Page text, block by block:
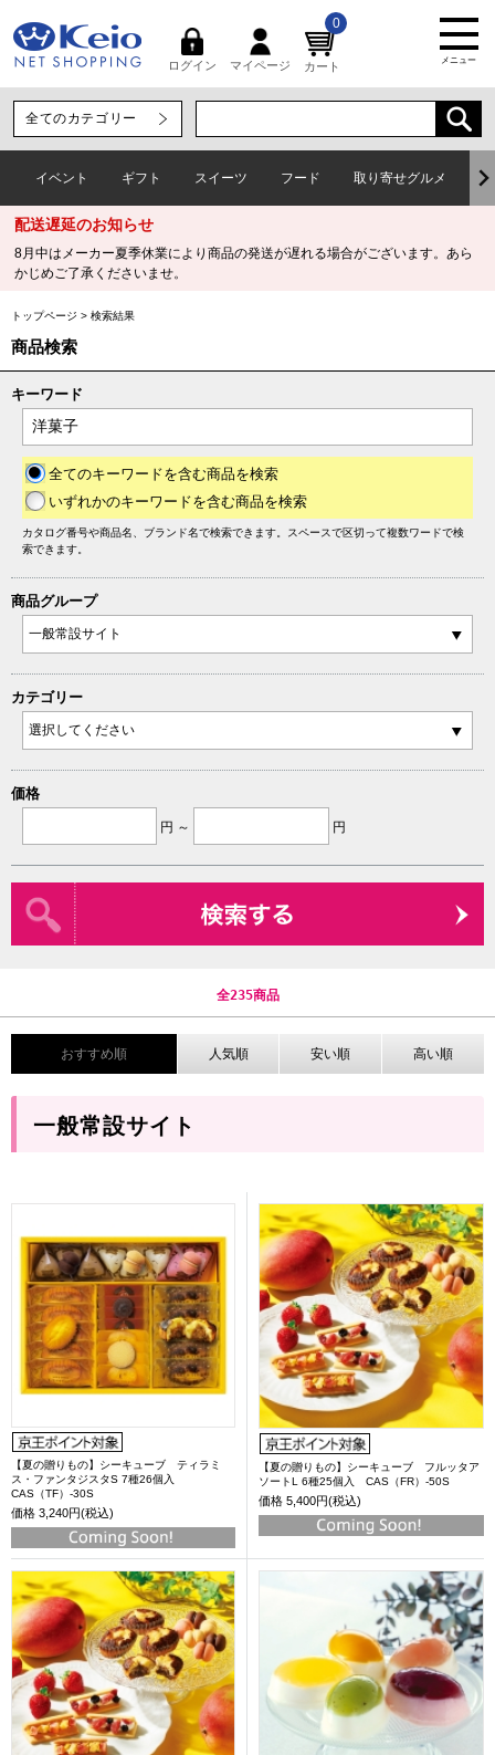
ログイン マイページ カート
0
メニュー
イベント ギフト スイーツ フード 取り寄せグルメ
配送遅延のお知らせ
8月中はメーカー夏季休業により商品の発送が遅れる場合がございます。あら
かじめご了承くださいませ。
トップページ > 検索結果
商品検索
キーワード
全てのキーワードを含む商品を検索
いずれかのキーワードを含む商品を検索
カタログ番号や商品名、ブランド名で検索できます。スペースで区切って複数ワードで検
索できます。
商品グループ
カテゴリー
価格
円 ～ 円
全235商品
おすすめ順 人気順 安い順 高い順
一般常設サイト
【夏の贈りもの】シーキューブ ティラミ
ス・ファンタジスタS 7種26個入
CAS（TF）-30S
価格 3,240円(税込)
【夏の贈りもの】シーキューブ フルッタア
ソートL 6種25個入 CAS（FR）-50S
価格 5,400円(税込)